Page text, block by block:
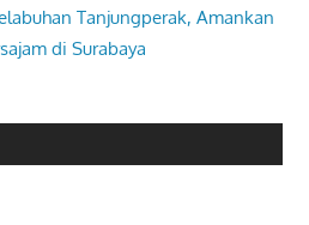
Tanjungperak, Amankan
di Surabaya